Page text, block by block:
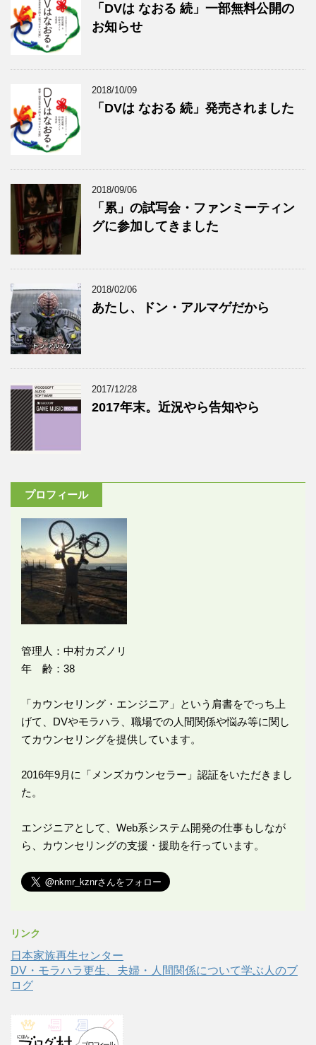
「DVは なおる 続」一部無料公開の
お知らせ
2018/10/09
「DVは なおる 続」発売されました
2018/09/06
「累」の試写会・ファンミーティン
グに参加してきました
2018/02/06
あたし、ドン・アルマゲだから
2017/12/28
2017年末。近況やら告知やら
プロフィール
管理人：中村カズノリ
年 齢：38
「カウンセリング・エンジニア」という肩書をでっち上
げて、DVやモラハラ、職場での人間関係や悩み等に関し
てカウンセリングを提供しています。
2016年9月に「メンズカウンセラー」認証をいただきまし
た。
エンジニアとして、Web系システム開発の仕事もしなが
ら、カウンセリングの支援・援助を行っています。
リンク
日本家族再生センター
DV・モラハラ更生、夫婦・人間関係について学ぶ人のブ
ログ